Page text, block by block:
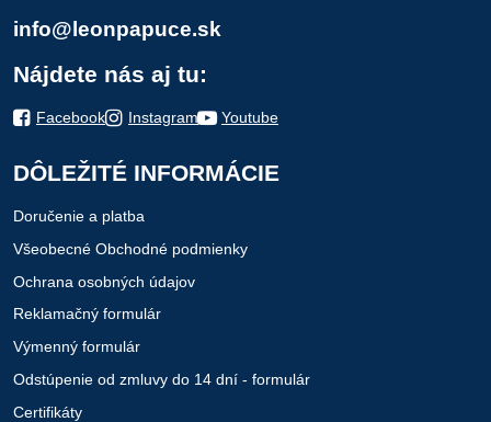
info@leonpapuce.sk
Nájdete nás aj tu:
Facebook Instagram Youtube
DÔLEŽITÉ INFORMÁCIE
Doručenie a platba
Všeobecné Obchodné podmienky
Ochrana osobných údajov
Reklamačný formulár
Výmenný formulár
Odstúpenie od zmluvy do 14 dní - formulár
Certifikáty